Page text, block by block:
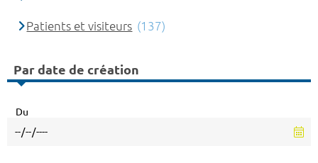
Patients et visiteurs (137)
Par date de création
Du